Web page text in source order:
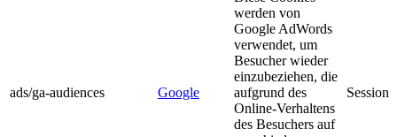
ads/ga-audiences Google
werden von
Google AdWords
verwendet, um
Besucher wieder
einzubeziehen, die
aufgrund des
Online-Verhaltens
des Besuchers auf
Session